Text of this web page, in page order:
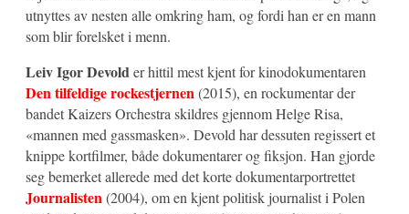
utnyttes av nesten alle omkring ham, og fordi han er en mann
som blir forelsket i menn.
Leiv Igor Devolder hittil mest kjent for kinodokumentaren
Den tilfeldige rockestjernen(2015), en rockumentar der
bandet Kaizers Orchestra skildres gjennom Helge Risa,
«mannen med gassmasken». Devold har dessuten regissert et
knippe kortfilmer, både dokumentarer og fiksjon. Han gjorde
seg bemerket allerede med det korte dokumentarportrettet
Journalisten(2004), om en kjent politisk journalist i Polen